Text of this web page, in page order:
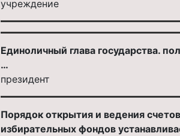
учреждение
Единоличный глава государства.
…
президент
Порядок открытия и ведения
избирательных фондов